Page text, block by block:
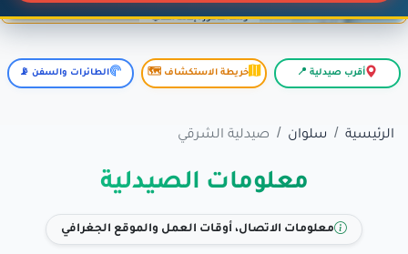
أقرب صيدلية 📍 خريطة الاستكشاف 🗺️ الطائرات والسفن 📡
الرئيسية سلوان صيدلية الشرقي
معلومات الصيدلية
معلومات الاتصال، أوقات العمل والموقع الجغرافي